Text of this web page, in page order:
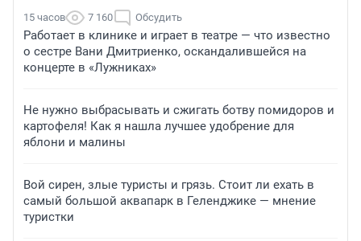
15 часов 7 160 Обсудить
Работает в клинике и играет в театре — что известно
о сестре Вани Дмитриенко, оскандалившейся на
концерте в «Лужниках»
Не нужно выбрасывать и сжигать ботву помидоров и
картофеля! Как я нашла лучшее удобрение для
яблони и малины
Вой сирен, злые туристы и грязь. Стоит ли ехать в
самый большой аквапарк в Геленджике — мнение
туристки